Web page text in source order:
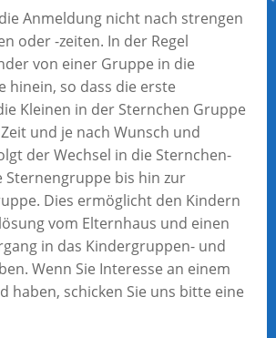
Anmeldung nicht nach strengen
oder -zeiten. In der Regel
von einer Gruppe in die
hinein, so dass die erste
Kleinen in der Sternchen Gruppe
und je nach Wunsch und
der Wechsel in die Sternchen-
Sternengruppe bis hin zur
Dies ermöglicht den Kindern
vom Elternhaus und einen
in das Kindergruppen- und
Wenn Sie Interesse an einem
haben, schicken Sie uns bitte eine